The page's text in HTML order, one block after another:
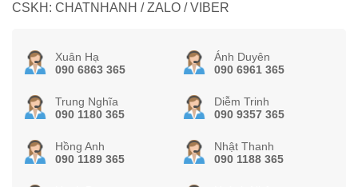
CSKH: CHATNHANH / ZALO / VIBER
Xuân Hạ
090 6863 365
Ánh Duyên
090 6961 365
Trung Nghĩa
090 1180 365
Diễm Trinh
090 9357 365
Hồng Anh
090 1189 365
Nhật Thanh
090 1188 365